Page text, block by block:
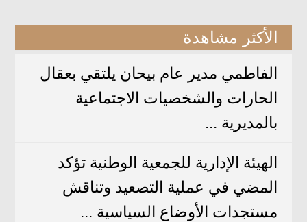
الأكثر مشاهدة
الفاطمي مدير عام بيحان يلتقي بعقال
الحارات والشخصيات الاجتماعية
بالمديرية ...
الهيئة الإدارية للجمعية الوطنية تؤكد
المضي في عملية التصعيد وتناقش
مستجدات الأوضاع السياسية ...